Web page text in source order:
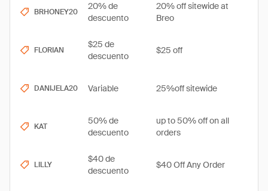
BRHONEY20
20% de
descuento
20% off sitewide at
Breo
FLORIAN
$25 de
descuento
$25 off
DANIJELA20 Variable 25%off sitewide
KAT
50% de
descuento
up to 50% off on all
orders
LILLY
$40 de
descuento
$40 Off Any Order